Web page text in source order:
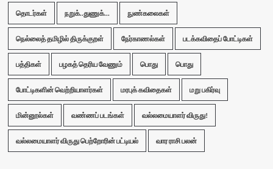
தொடர்கள் நறுக்..துணுக்... நுண்கலைகள்
நெல்லைத் தமிழில் திருக்குறள் நேர்காணல்கள் படக்கவிதைப் போட்டிகள்
பத்திகள் பழகத் தெரிய வேணும் பொது பொது
போட்டிகளின் வெற்றியாளர்கள் மரபுக் கவிதைகள் மறு பகிர்வு
மின்னூல்கள் வண்ணப் படங்கள் வல்லமையாளர் விருது!
வல்லமையாளர் விருது பெற்றோரின் பட்டியல் வார ராசி பலன்